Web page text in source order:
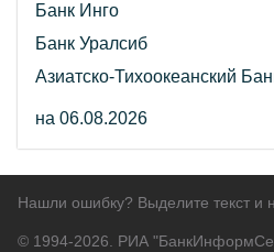
Банк Инго
Банк Уралсиб
Азиатско-Тихоокеанский
на 06.08.2026
Нашли ошибку? Выделите текст и
© 1994-2026. РИА